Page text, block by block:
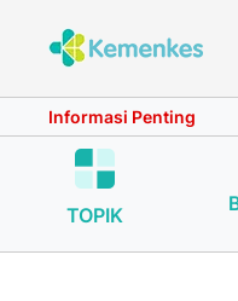
Informasi Penting
TOPIK